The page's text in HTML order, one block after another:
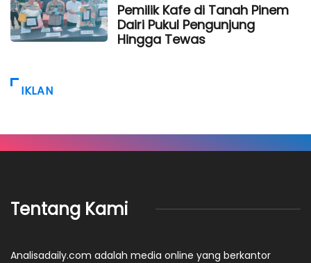
Pemilik Kafe di Tanah Pinem
Dairi Pukul Pengunjung
Hingga Tewas
IKLAN
Tentang Kami
Analisadaily.com adalah media online yang berkantor